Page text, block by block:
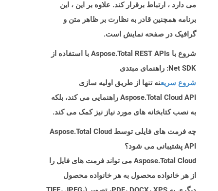
می دارد ، ارتباط برقرار کند. علاوه بر این ، این
برنامه همچنین قادر به نظارت بر ظاهر متن و
گرافیک در صفحه نمایش است.
شروع با Aspose.Total REST APIs با استفاده از
Net SDK: راهنمای مبتدی
شروع سریعنه تنها از طریق اولیه سازی
Aspose.Total Cloud API راهنمایی می کند، بلکه
به نصب کتابخانه های مورد نیاز نیز کمک می کند.
چه فرمت های فایلی توسط Aspose.Total Cloud
API پشتیبانی می شود؟
Aspose.Total Cloud می تواند فرمت های فایل را
از هر خانواده محصول به هر خانواده محصول